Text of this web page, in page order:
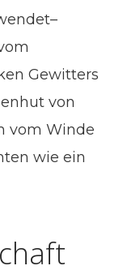
Gewitters
von
vom Winde
wie ein